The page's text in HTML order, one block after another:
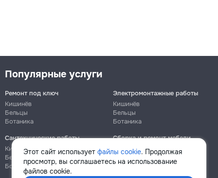
Этот сайт использует файлы cookie. Продолжая
просмотр, вы соглашаетесь на использование
файлов cookie.
Популярные услуги
Ремонт под ключ
Кишинёв
Бельцы
Ботаника
Электромонтажные работы
Кишинёв
Бельцы
Ботаника
Сантехнические работы
Кишинёв
Бельцы
Ботаника
Сборка и ремонт мебели
Кишинёв
Ботаника